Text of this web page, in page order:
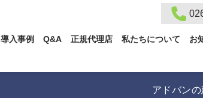
導入事例 Q&A 正規代理店 私たちについて お
アドバン